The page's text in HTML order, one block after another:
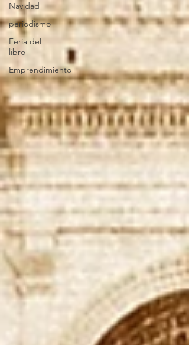
Navidad
periodismo
Feria del
libro
Emprendimiento